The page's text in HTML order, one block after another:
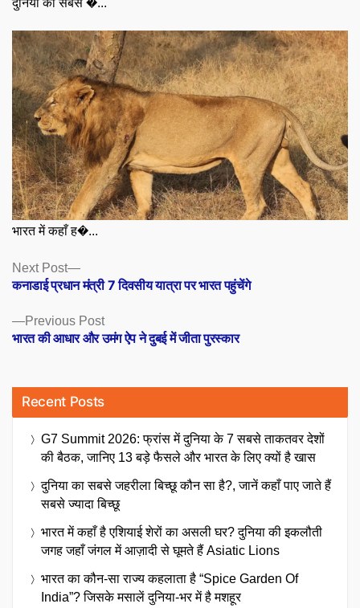
दुनिया का सबसे �...
भारत में कहाँ ह�...
Posts
navigation
Previous PostPrevious
post:
भारत की आधार और उमंग ऐप ने दुबई में जीता पुरस्कार
Next Post
Next
post:
कनाडाई प्रधान मंत्री 7 दिवसीय यात्रा पर भारत पहुंचेंगे
Recent Posts
G7 Summit 2026: फ्रांस में दुनिया के 7 सबसे ताकतवर देशों
की बैठक, जानिए 13 बड़े फैसले और भारत के लिए क्यों है खास
दुनिया का सबसे जहरीला बिच्छू कौन सा है?, जानें कहाँ पाए जाते हैं
सबसे ज्यादा बिच्छू
भारत में कहाँ है एशियाई शेरों का असली घर? दुनिया की इकलौती
जगह जहाँ जंगल में आज़ादी से घूमते हैं Asiatic Lions
भारत का कौन-सा राज्य कहलाता है “Spice Garden Of
India”? जिसके मसालें दुनिया-भर में है मशहूर